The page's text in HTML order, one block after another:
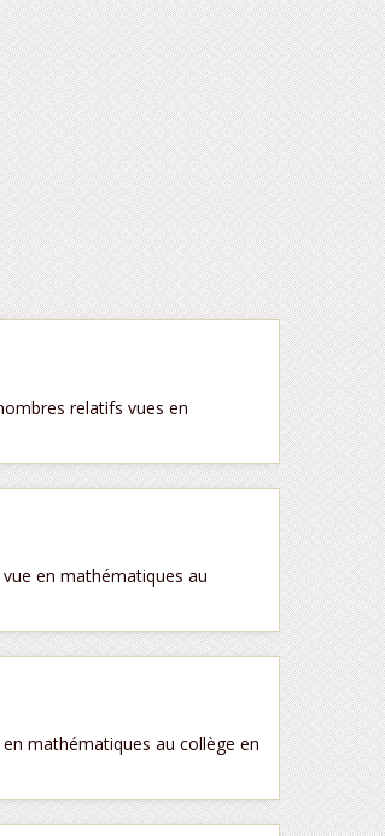
relatifs vues en
en mathématiques au
mathématiques au collège en